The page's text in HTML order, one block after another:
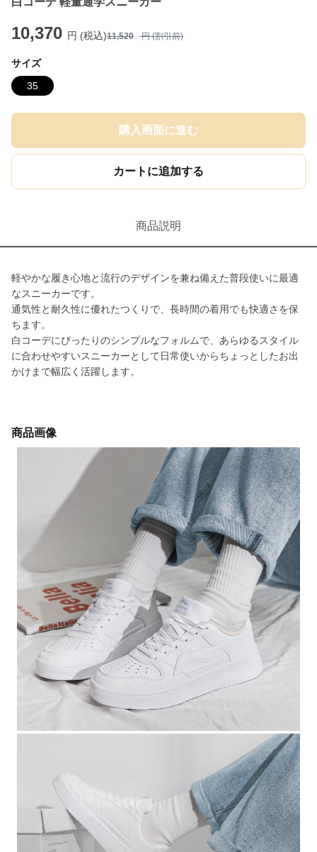
10,370 円 (税込)11,520 円 (割引前)
サイズ
35
購入画面に進む
カートに追加する
商品説明
軽やかな履き心地と流行のデザインを兼ね備えた普段使いに最適
なスニーカーです。
通気性と耐久性に優れたつくりで、長時間の着用でも快適さを保
ちます。
白コーデにぴったりのシンプルなフォルムで、あらゆるスタイル
に合わせやすいスニーカーとして日常使いからちょっとしたお出
かけまで幅広く活躍します。
商品画像